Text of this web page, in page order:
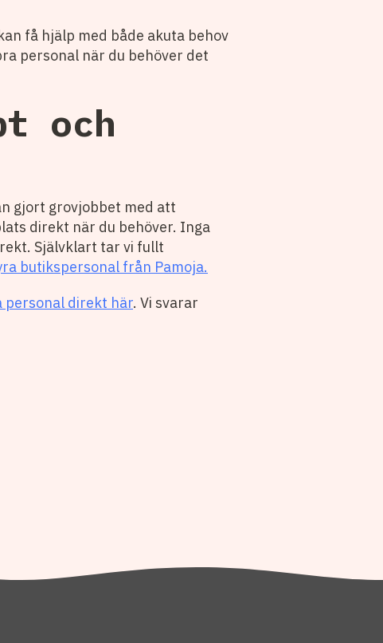
få hjälp med både akuta behov
personal när du behöver det
och
gjort grovjobbet med att
direkt när du behöver. Inga
Självklart tar vi fullt
butikspersonal från Pamoja.
personal direkt här. Vi svarar